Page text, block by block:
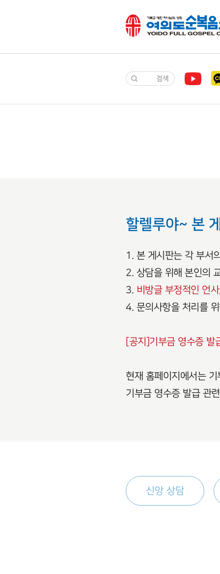
할렐루야~ 본
1. 본 게시판는 각 부서
2. 상담을 위해 본인의
3. 비방글 부정적인 언
4. 문의사항을 처리를
[공지]기부금 영수증 발
현재 홈페이지에서는
기부금 영수증 발급 관
신앙 상담